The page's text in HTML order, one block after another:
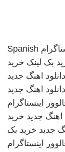
Spanish
بک لینک خرید
دانلود اهنگ جدید
دانلود اهنگ جدید
اینستاگرام
اهنگ جدید خرید
جدید خرید بک
اینستاگرام